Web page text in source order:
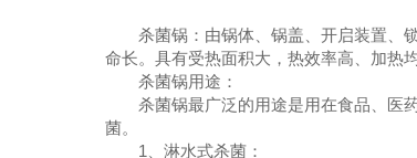
杀菌锅：由锅体、锅盖、开启装置、
命长。具有受热面积大，热效率高、加热
杀菌锅用途：
杀菌锅最广泛的用途是用在食品、医
菌。
1、淋水式杀菌：